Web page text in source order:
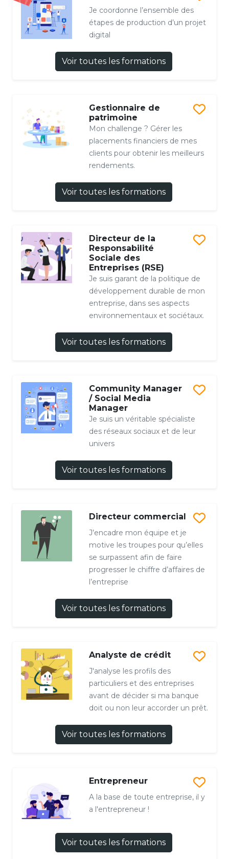
Je coordonne l’ensemble des
étapes de production d’un projet
digital
Voir toutes les formations
Gestionnaire de
patrimoine
Mon challenge ? Gérer les
placements financiers de mes
clients pour obtenir les meilleurs
rendements.
Voir toutes les formations
Directeur de la
Responsabilité
Sociale des
Entreprises (RSE)
Je suis garant de la politique de
développement durable de mon
entreprise, dans ses aspects
environnementaux et sociétaux.
Voir toutes les formations
Community Manager
/ Social Media
Manager
Je suis un véritable spécialiste
des réseaux sociaux et de leur
univers
Voir toutes les formations
Directeur commercial
J’encadre mon équipe et je
motive les troupes pour qu’elles
se surpassent afin de faire
progresser le chiffre d’affaires de
l’entreprise
Voir toutes les formations
Analyste de crédit
J'analyse les profils des
particuliers et des entreprises
avant de décider si ma banque
doit ou non leur accorder un prêt.
Voir toutes les formations
Entrepreneur
A la base de toute entreprise, il y
a l'entrepreneur !
Voir toutes les formations